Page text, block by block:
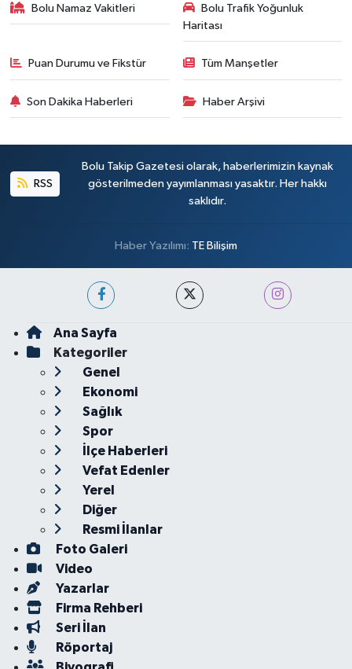
Bolu Namaz Vakitleri
Bolu Trafik Yoğunluk
Haritası
Puan Durumu ve Fikstür Tüm Manşetler
Son Dakika Haberleri Haber Arşivi
RSS
Bolu Takip Gazetesi olarak, haberlerimizin kaynak
gösterilmeden yayımlanması yasaktır. Her hakkı
saklıdır.
Haber Yazılımı: TE Bilişim
Ana Sayfa
Kategoriler
Genel
Ekonomi
Sağlık
Spor
İlçe Haberleri
Vefat Edenler
Yerel
Diğer
Resmi İlanlar
Foto Galeri
Video
Yazarlar
Firma Rehberi
Seri İlan
Röportaj